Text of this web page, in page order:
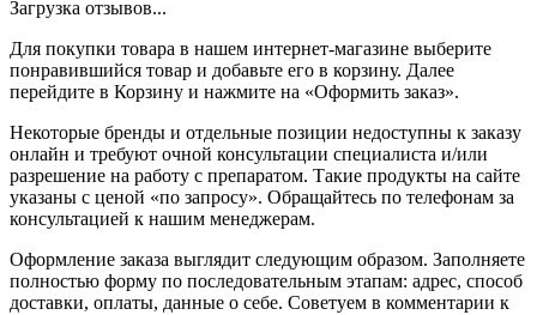
Загрузка отзывов...
Для покупки товара в нашем интернет-магазине выберите
понравившийся товар и добавьте его в корзину. Далее
перейдите в Корзину и нажмите на «Оформить заказ».
Некоторые бренды и отдельные позиции недоступны к заказу
онлайн и требуют очной консультации специалиста и/или
разрешение на работу с препаратом. Такие продукты на сайте
указаны с ценой «по запросу». Обращайтесь по телефонам за
консультацией к нашим менеджерам.
Оформление заказа выглядит следующим образом. Заполняете
полностью форму по последовательным этапам: адрес, способ
доставки, оплаты, данные о себе. Советуем в комментарии к